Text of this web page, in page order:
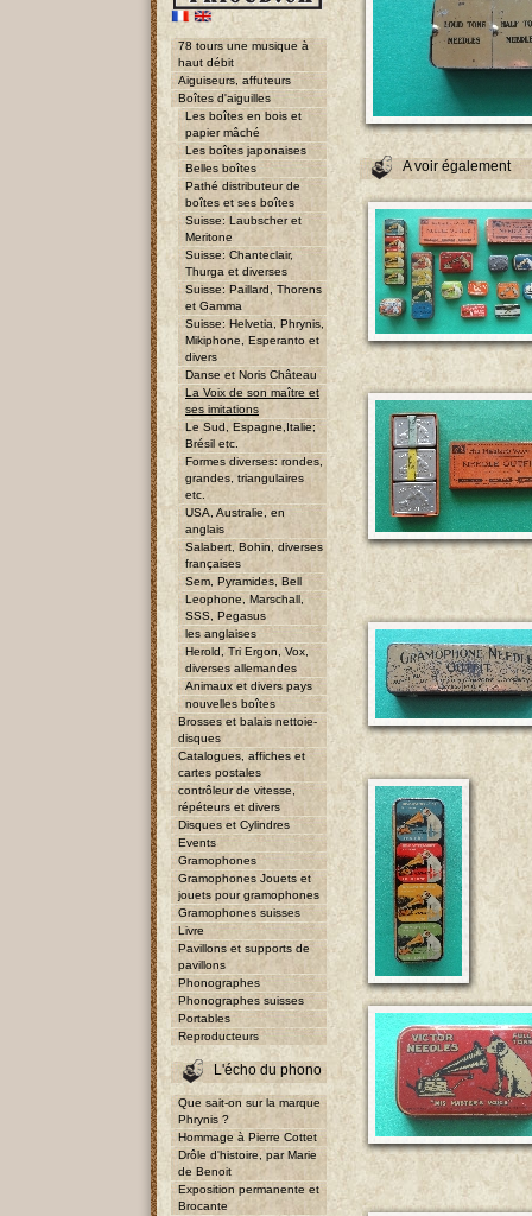
78 tours une musique à
haut débit
Aiguiseurs, affuteurs
Boîtes d'aiguilles
Les boîtes en bois et
papier mâché
Les boîtes japonaises
Belles boîtes
Pathé distributeur de
boîtes et ses boîtes
Suisse: Laubscher et
Meritone
Suisse: Chanteclair,
Thurga et diverses
Suisse: Paillard, Thorens
et Gamma
Suisse: Helvetia, Phrynis,
Mikiphone, Esperanto et
divers
Danse et Noris Château
La Voix de son maître et
ses imitations
Le Sud, Espagne,Italie;
Brésil etc.
Formes diverses: rondes,
grandes, triangulaires
etc.
USA, Australie, en
anglais
Salabert, Bohin, diverses
françaises
Sem, Pyramides, Bell
Leophone, Marschall,
SSS, Pegasus
les anglaises
Herold, Tri Ergon, Vox,
diverses allemandes
Animaux et divers pays
nouvelles boîtes
Brosses et balais nettoie-
disques
Catalogues, affiches et
cartes postales
contrôleur de vitesse,
répéteurs et divers
Disques et Cylindres
Events
Gramophones
Gramophones Jouets et
jouets pour gramophones
Gramophones suisses
Livre
Pavillons et supports de
pavillons
Phonographes
Phonographes suisses
Portables
Reproducteurs
L'écho du phono
Que sait-on sur la marque
Phrynis ?
Hommage à Pierre Cottet
Drôle d'histoire, par Marie
de Benoit
Exposition permanente et
Brocante
A voir également